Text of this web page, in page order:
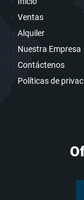
Ventas
Alquiler
Nuestra Empresa
Contáctenos
Políticas de